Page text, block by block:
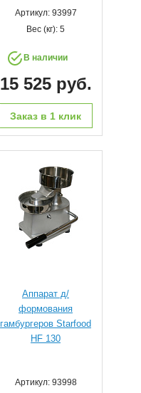
Артикул: 93997
Вес (кг): 5
В наличии
15 525 руб.
Заказ в 1 клик
Аппарат д/
формования
гамбургеров Starfood
HF 130
Артикул: 93998